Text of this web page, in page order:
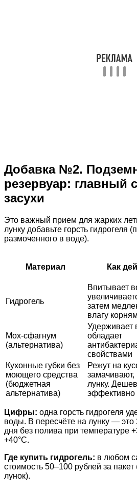
Добавка №2.
резервуар: главный
засухи
Это важный прием для жарких
лунку добавьте горсть гидрогеля
размоченного в воде).
Материал Как
Гидрогель
Впитывает
затем
влагу корням
Мох-сфагнум
(альтернатива)
Удерживает
обладает
свойствами
Кухонные губки без
моющего средства
(бюджетная
альтернатива)
Режут на
замачивают,
лунку.
эффективно
Цифры: одна горсть гидрогеля
воды. В пересчёте на лунку — это
дня без полива при температуре
+40°C.
Где купить гидрогель: в любом
стоимость 50–100 рублей за
лунок).